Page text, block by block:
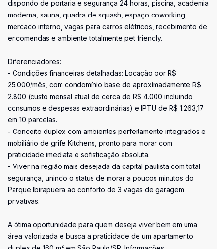
dispondo de portaria e segurança 24 horas, piscina, academia
moderna, sauna, quadra de squash, espaço coworking,
mercado interno, vagas para carros elétricos, recebimento de
encomendas e ambiente totalmente pet friendly.
Diferenciadores:
- Condições financeiras detalhadas: Locação por R$
25.000/mês, com condomínio base de aproximadamente R$
2.800 (custo mensal atual de cerca de R$ 4.000 incluindo
consumos e despesas extraordinárias) e IPTU de R$ 1.263,17
em 10 parcelas.
- Conceito duplex com ambientes perfeitamente integrados e
mobiliário de grife Kitchens, pronto para morar com
praticidade imediata e sofisticação absoluta.
- Viver na região mais desejada da capital paulista com total
segurança, unindo o status de morar a poucos minutos do
Parque Ibirapuera ao conforto de 3 vagas de garagem
privativas.
A ótima oportunidade para quem deseja viver bem em uma
área valorizada e busca a praticidade de um apartamento